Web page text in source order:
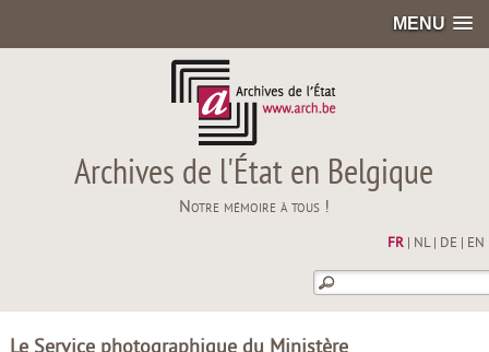
MENU
Archives de l'État en Belgique
Notre mémoire à tous !
FR| NL| DE EN